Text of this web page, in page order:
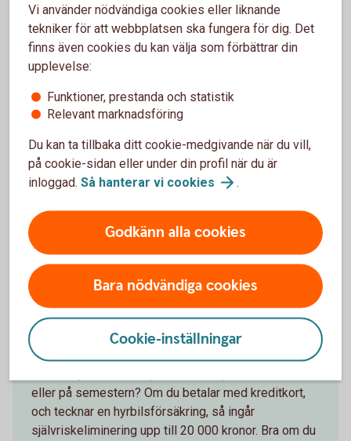
bagage. En hjälp på vägen om oturen är framme.
Kreditkortens Mastercard
Slipp del av självrisken om hyrbilen
krånglar
eller på semestern? Om du betalar med kreditkort,
och tecknar en hyrbilsförsäkring, så ingår
självriskeliminering upp till 20 000 kronor. Bra om du
Vi använder nödvändiga cookies eller liknande
tekniker för att webbplatsen ska fungera för dig. Det
finns även cookies du kan välja som förbättrar din
upplevelse:
Funktioner, prestanda och statistik
Relevant marknadsföring
Du kan ta tillbaka ditt cookie-medgivande när du vill,
på cookie-sidan eller under din profil när du är
inloggad. Så hanterar vi cookies .
Godkänn alla cookies
Bara nödvändiga cookies
Cookie-inställningar